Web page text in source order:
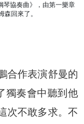
琴協奏曲》，由第一樂章
回來了。
合作表演舒曼的
獨奏會中聽到他
次不敢多求。不